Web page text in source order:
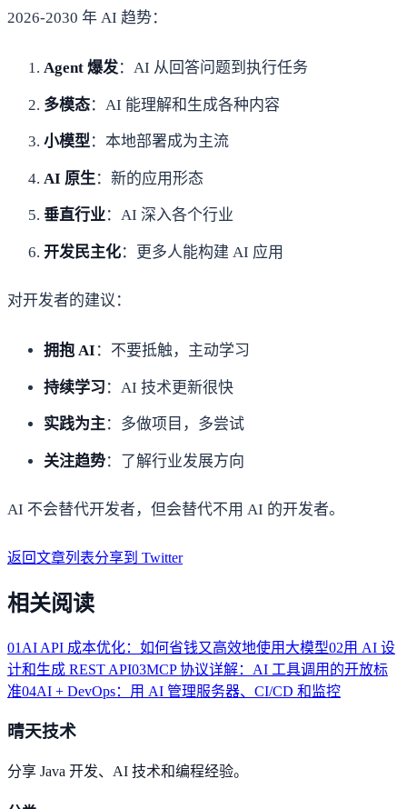
2026-2030 年 AI 趋势：
Agent 爆发：AI 从回答问题到执行任务
多模态：AI 能理解和生成各种内容
小模型：本地部署成为主流
AI 原生：新的应用形态
垂直行业：AI 深入各个行业
开发民主化：更多人能构建 AI 应用
对开发者的建议：
拥抱 AI ：不要抵触，主动学习
持续学习 ：AI 技术更新很快
实践为主：多做项目，多尝试
关注趋势：了解行业发展方向
AI 不会替代开发者，但会替代不用 AI 的开发者。
返回文章列表分享到 Twitter
相关阅读
01 AI API 成本优化：如何省钱又高效地使用大模型02用 AI 设
计和生成 REST API03MCP 协议详解：AI 工具调用的开放标
准04AI + DevOps：用 AI 管理服务器、CI/CD 和监控
晴天技术
分享 Java 开发、AI 技术和编程经验。